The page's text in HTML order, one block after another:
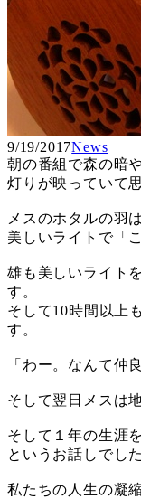
9/19/2017News
朝の番組で森の暗
灯りが映っていて
メスのホタルの羽
美しいライトで「
雄も美しいライト
す。
そして10時間以上
す。
「わー。なんて仲
そして翌日メスは
そして１年の生涯
というお話しでした
私たちの人生の凝